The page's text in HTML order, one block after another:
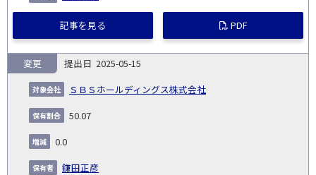
記事を見る PDF
2025-05-15
ＳＢＳホールディングス株式会社
変更
50.07
0.0
鎌田正彦